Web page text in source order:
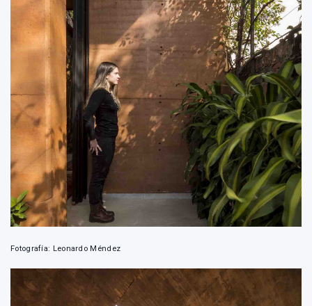
Fotografía: Leonardo Méndez